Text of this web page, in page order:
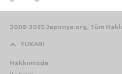
2006-2025 Japonya.org, Tüm
YUKARI
Hakkımızda